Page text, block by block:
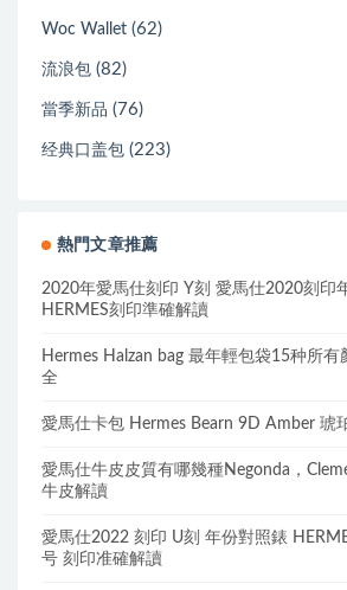
Woc Wallet (62)
流浪包 (82)
當季新品 (76)
经典口盖包 (223)
熱門文章推薦
2020年愛馬仕刻印 Y刻 愛馬仕2020刻印
HERMES刻印準確解讀
Hermes Halzan bag 最年輕包袋15种所有
全
愛馬仕卡包 Hermes Bearn 9D Amber 琥
愛馬仕牛皮皮質有哪幾種Negonda，
牛皮解讀
愛馬仕2022 刻印 U刻 年份對照錶
号 刻印准確解讀